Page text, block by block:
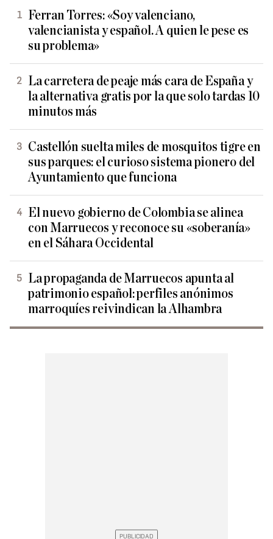
Ferran Torres: «Soy valenciano,
valencianista y español. A quien le pese es
su problema»
La carretera de peaje más cara de España y
la alternativa gratis por la que solo tardas 10
minutos más
Castellón suelta miles de mosquitos tigre en
sus parques: el curioso sistema pionero del
Ayuntamiento que funciona
El nuevo gobierno de Colombia se alinea
con Marruecos y reconoce su «soberanía»
en el Sáhara Occidental
La propaganda de Marruecos apunta al
patrimonio español: perfiles anónimos
marroquíes reivindican la Alhambra